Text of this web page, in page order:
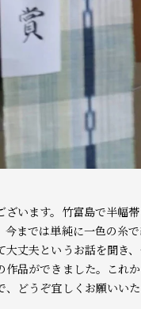
ざいます。竹富島で半幅
今までは単純に一色の糸
大丈夫というお話を聞き
作品ができました。これ
、どうぞ宜しくお願いいた